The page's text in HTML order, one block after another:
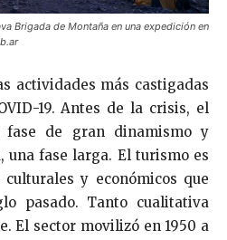
Brigada de Montaña en una expedición en
actividades más castigadas
19. Antes de la crisis, el
fase de gran dinamismo y
una fase larga. El turismo es
y económicos que
pasado. Tanto cualitativa
El sector movilizó en 1950 a